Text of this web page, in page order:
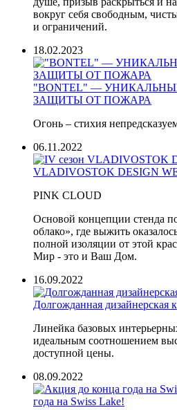
вокруг себя свободным,
и ограничений.
18.02.2023
"BONTEL" —
ЗАЩИТЫ ОТ ПОЖАРА
Огонь – стихия
06.11.2022
VLADIVOSTOK DESIGN
PINK CLOUD
Основой концепции стенда
облако», где выжить
полной изоляции от этой
Мир - это и Ваш Дом.
16.09.2022
Долгожданная дизайнерская
Линейка базовых
идеальным соотношением
доступной цены.
08.09.2022
года на Swiss Lake!